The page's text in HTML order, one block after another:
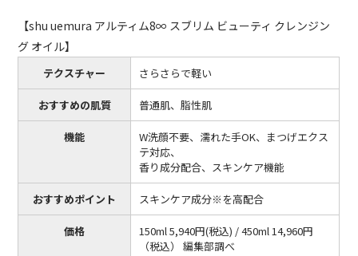
【shu uemura アルティム8∞ スブリム ビューティ クレンジン
グ オイル】
テクスチャー さらさらで軽い
おすすめの肌質 普通肌、脂性肌
機能
W洗顔不要、濡れた手OK、まつげエクス
テ対応、
香り成分配合、スキンケア機能
おすすめポイント スキンケア成分※を高配合
価格
150ml 5,940円(税込) / 450ml 14,960円
（税込） 編集部調べ